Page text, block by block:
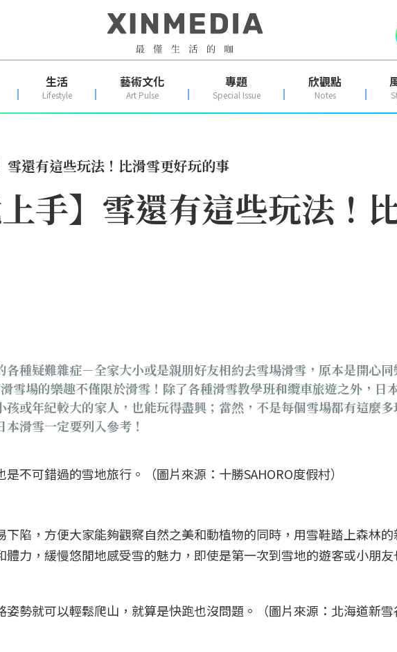
生活
Lifestyle
藝術文化
Art Pulse
專題
Special Issue
欣觀點
Notes
雪還有這些玩法！比滑雪更好玩的事
上手】雪還有這些玩法！
種疑難雜症－全家大小或是親朋好友相約去雪場滑雪，原本是開心
雪場的樂趣不僅限於滑雪！除了各種滑雪教學班和纜車旅遊之外，日
或年紀較大的家人，也能玩得盡興；當然，不是每個雪場都有這麼
滑雪一定要列入參考！
不可錯過的雪地旅行。（圖片來源：十勝SAHORO度假村）
陷，方便大家能夠觀察自然之美和動植物的同時，用雪鞋踏上森林
力，緩慢悠閒地感受雪的魅力，即使是第一次到雪地的遊客或小朋友
勢就可以輕鬆爬山，就算是快跑也沒問題。（圖片來源：北海道新